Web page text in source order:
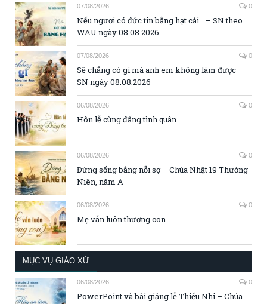
07/08/2026 0
Nếu ngươi có đức tin bằng hạt cải… – SN theo
WAU ngày 08.08.2026
07/08/2026 0
Sẽ chẳng có gì mà anh em không làm được –
SN ngày 08.08.2026
06/08/2026 0
Hôn lễ cùng đấng tình quân
06/08/2026 0
Đừng sống bằng nỗi sợ – Chúa Nhật 19 Thường
Niên, năm A
06/08/2026 0
Mẹ vẫn luôn thương con
MỤC VỤ GIÁO XỨ
06/08/2026 0
PowerPoint và bài giảng lễ Thiếu Nhi – Chúa